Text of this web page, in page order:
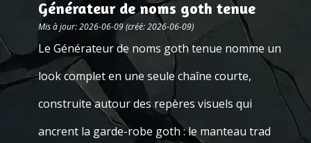
Générateur de noms goth tenue
Mis à jour: 2026-06-09 (créé: 2026-06-09)
Le Générateur de noms goth tenue nomme un
look complet en une seule chaîne courte,
construite autour des repères visuels qui
ancrent la garde-robe goth : le manteau trad